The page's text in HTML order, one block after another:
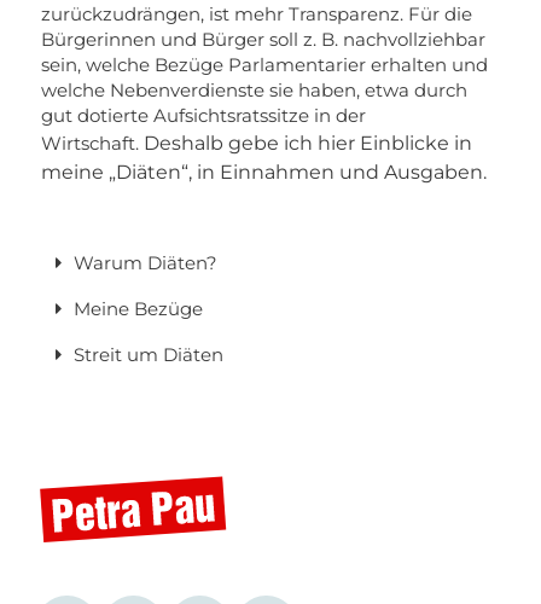
zurückzudrängen, ist mehr Transparenz. Für die
Bürgerinnen und Bürger soll z. B. nachvollziehbar
sein, welche Bezüge Parlamentarier erhalten und
welche Nebenverdienste sie haben, etwa durch
gut dotierte Aufsichtsratssitze in der
Wirtschaft. Deshalb gebe ich hier Einblicke in
meine „Diäten“, in Einnahmen und Ausgaben.
Warum Diäten?
Meine Bezüge
Streit um Diäten